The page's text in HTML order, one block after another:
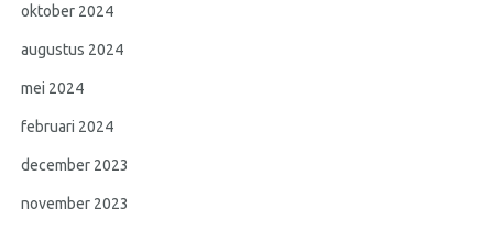
oktober 2024
augustus 2024
mei 2024
februari 2024
december 2023
november 2023